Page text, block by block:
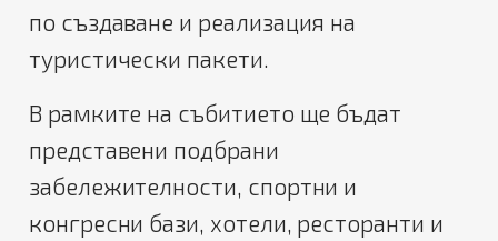
по създаване и реализация на
туристически пакети.
В рамките на събитието ще бъдат
представени подбрани
забележителности, спортни и
конгресни бази, хотели, ресторанти и